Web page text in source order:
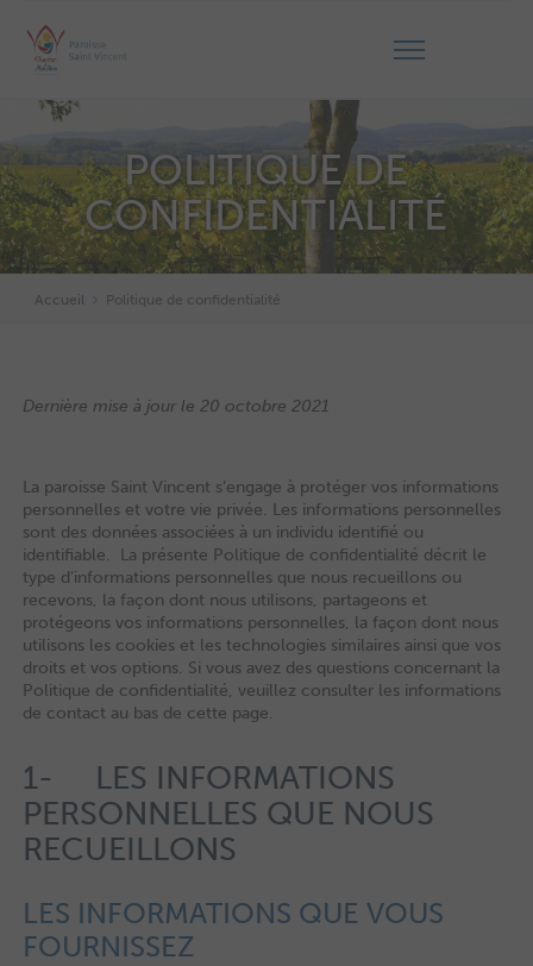
POLITIQUE DE
CONFIDENTIALITÉ
Accueil Politique de confidentialité
Dernière mise à jour le 20 octobre 2021
La paroisse Saint Vincent s’engage à protéger vos informations
personnelles et votre vie privée. Les informations personnelles
sont des données associées à un individu identifié ou
identifiable. La présente Politique de confidentialité décrit le
type d’informations personnelles que nous recueillons ou
recevons, la façon dont nous utilisons, partageons et
protégeons vos informations personnelles, la façon dont nous
utilisons les cookies et les technologies similaires ainsi que vos
droits et vos options. Si vous avez des questions concernant la
Politique de confidentialité, veuillez consulter les informations
de contact au bas de cette page.
1- LES INFORMATIONS
PERSONNELLES QUE NOUS
RECUEILLONS
LES INFORMATIONS QUE VOUS
FOURNISSEZ